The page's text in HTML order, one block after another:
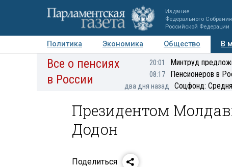
Издание
Федерального Собрания
Российской Федерации
Политика Экономика Общество В
Авторы Персоны Мнения Регионы
Все о пенсиях
в России
20:01 Минтруд
08:17 Пенсионеров в
два дня назад Соцфонд:
Президентом
Додон
Поделиться